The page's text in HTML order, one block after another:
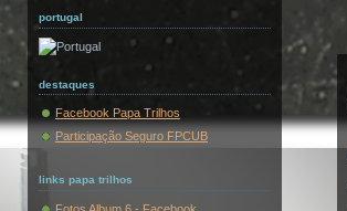
portugal
destaques
Facebook Papa Trilhos
Participação Seguro FPCUB
links papa trilhos
Fotos Album 6 - Facebook